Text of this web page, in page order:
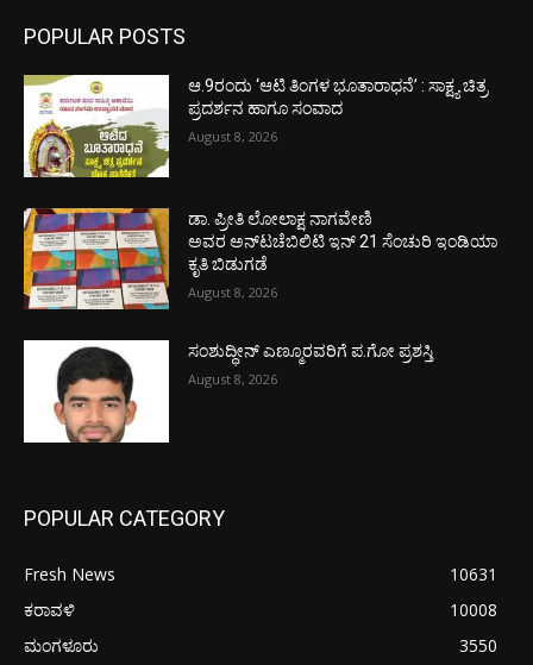
POPULAR POSTS
ಆ.9ರಂದು ‘ಆಟಿ ತಿಂಗಳ ಭೂತಾರಾಧನೆ’ : ಸಾಕ್ಷ್ಯ ಚಿತ್ರ
ಪ್ರದರ್ಶನ ಹಾಗೂ ಸಂವಾದ
August 8, 2026
ಡಾ. ಪ್ರೀತಿ ಲೋಲಾಕ್ಷ ನಾಗವೇಣಿ
ಅವರ ಅನ್‌ಟಚೆಬಿಲಿಟಿ ಇನ್ 21 ಸೆಂಚುರಿ ಇಂಡಿಯಾ
ಕೃತಿ ಬಿಡುಗಡೆ
August 8, 2026
ಸಂಶುದ್ಧೀನ್ ಎಣ್ಮೂರವರಿಗೆ ಪ.ಗೋ ಪ್ರಶಸ್ತಿ
August 8, 2026
POPULAR CATEGORY
Fresh News
10631
ಕರಾವಳಿ
10008
ಮಂಗಳೂರು
3550